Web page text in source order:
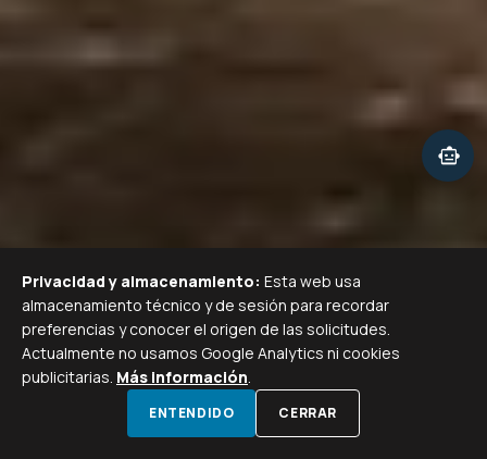
smart_toy
WHATSAPP
Privacidad y almacenamiento: Esta web usa
almacenamiento técnico y de sesión para recordar
preferencias y conocer el origen de las solicitudes.
Actualmente no usamos Google Analytics ni cookies
publicitarias. Más información.
ENTENDIDO CERRAR